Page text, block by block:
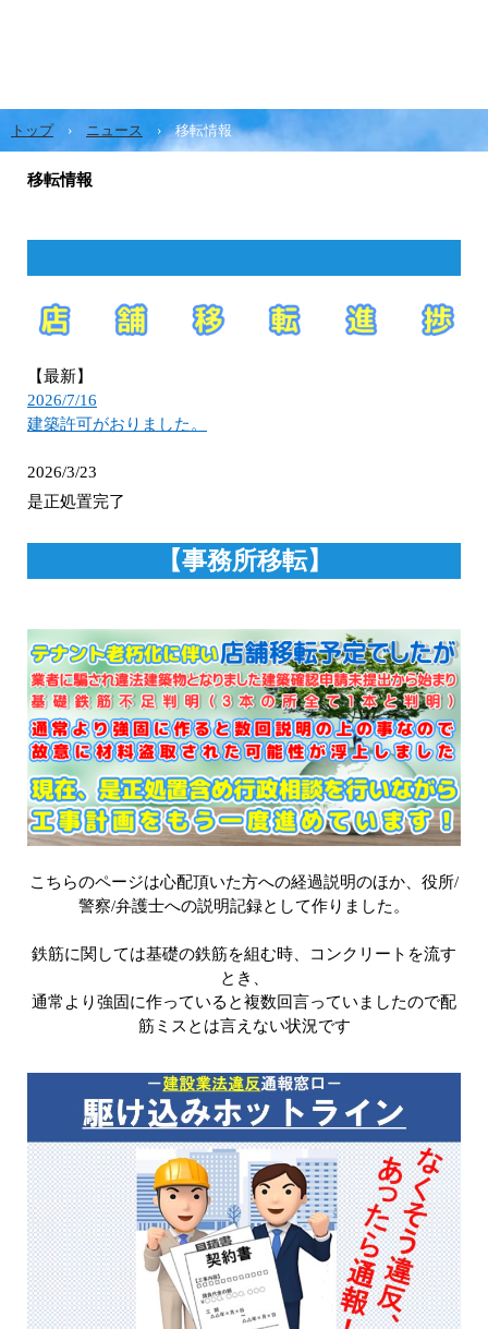
トップ › ニュース › 移転情報
移転情報
【最新】
2026/7/16
建築許可がおりました。
2026/3/23
是正処置完了
【事務所移転】
こちらのページは心配頂いた方への経過説明のほか、役所/
警察/弁護士への説明記録として作りました。
鉄筋に関しては基礎の鉄筋を組む時、コンクリートを流す
とき、
通常より強固に作っていると複数回言っていましたので配
筋ミスとは言えない状況です